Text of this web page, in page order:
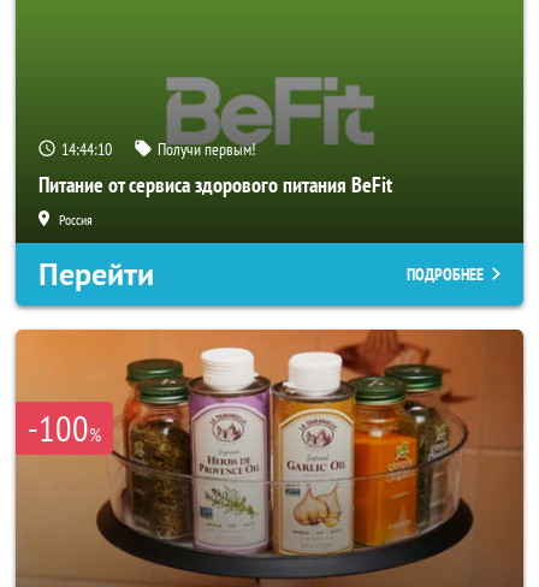
14:44:08 Получи первым!
Питание от сервиса здорового питания BeFit
Россия
Перейти ПОДРОБНЕЕ
-100%